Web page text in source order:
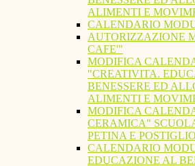
ALIMENTI E
CALENDARIO
AUTORIZZAZIONE
CAFE'"
MODIFICA
"CREATIVITA.
BENESSERE ED
ALIMENTI E
MODIFICA
CERAMICA"
PETINA E
CALENDARIO
EDUCAZIONE AL